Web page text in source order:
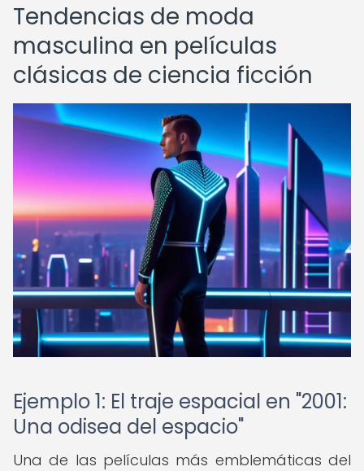
Tendencias de moda
masculina en películas
clásicas de ciencia ficción
Ejemplo 1: El traje espacial en "2001:
Una odisea del espacio"
Una de las películas más emblemáticas del